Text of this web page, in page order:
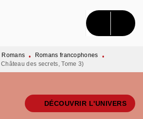
CONTENU
Romans • Romans francophones
•
des secrets, Tome 3)
DÉCOUVRIR L'UNIVERS